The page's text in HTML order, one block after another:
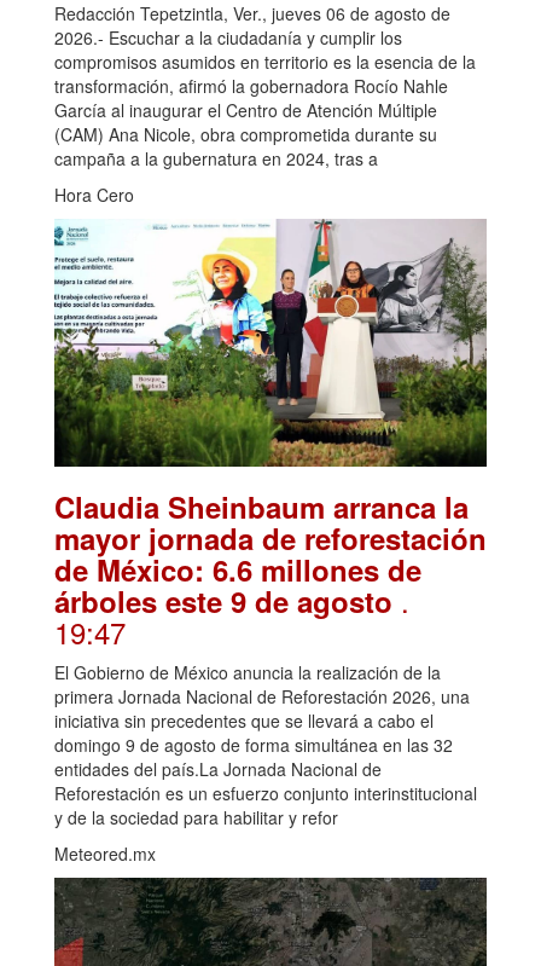
Redacción Tepetzintla, Ver., jueves 06 de agosto de
2026.- Escuchar a la ciudadanía y cumplir los
compromisos asumidos en territorio es la esencia de la
transformación, afirmó la gobernadora Rocío Nahle
García al inaugurar el Centro de Atención Múltiple
(CAM) Ana Nicole, obra comprometida durante su
campaña a la gubernatura en 2024, tras a
Hora Cero
Claudia Sheinbaum arranca la
mayor jornada de reforestación
de México: 6.6 millones de
árboles este 9 de agosto .
19:47
El Gobierno de México anuncia la realización de la
primera Jornada Nacional de Reforestación 2026, una
iniciativa sin precedentes que se llevará a cabo el
domingo 9 de agosto de forma simultánea en las 32
entidades del país.La Jornada Nacional de
Reforestación es un esfuerzo conjunto interinstitucional
y de la sociedad para habilitar y refor
Meteored.mx